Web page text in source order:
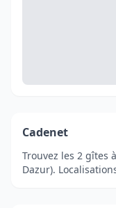
Cadenet
Trouvez les 2 gîtes
Dazur).